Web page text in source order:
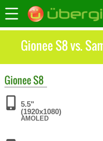
Gionee S8 vs.
GioneeS8
5.5"
(1920x1080)
AMOLED